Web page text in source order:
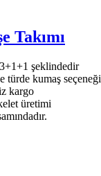
Takımı
şeklindedir
türde kumaş seçeneği
kargo
üretimi